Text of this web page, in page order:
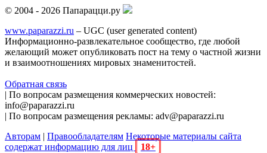
© 2004 - 2026 Папарацци.ру
www.paparazzi.ru – UGC (user generated content)
Информационно-развлекательное сообщество, где любой
желающий может опубликовать пост на тему о частной жизни
и взаимоотношениях мировых знаменитостей.
Обратная связь
| По вопросам размещения коммерческих новостей:
info@paparazzi.ru
| По вопросам размещения рекламы: adv@paparazzi.ru
Авторам | Правообладателям Некоторые материалы сайта
содержат информацию для лиц
18+